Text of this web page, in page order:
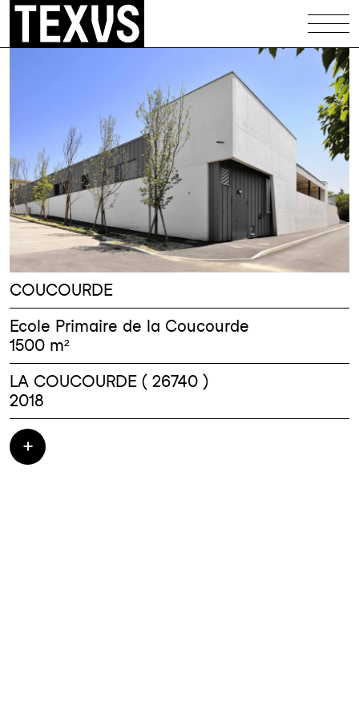
Patrimoine
Maisons
Illustrations
Codex
Infos
Contact
COUCOURDE
Ecole Primaire de la Coucourde
1500 m²
LA COUCOURDE ( 26740 )
2018
Construction et réhabilitation d'une école
primaire : Maternelle Elémentaire et Cantine